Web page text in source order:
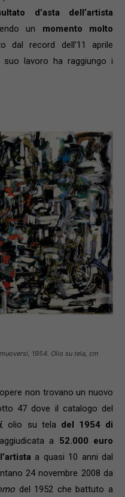
d’asta dell’artista
un momento molto
dal record dell’11 aprile
suo lavoro ha raggiungo i
1954. Olio su tela, cm
non trovano un nuovo
47 dove il catalogo del
, olio su tela del 1954 di
a 52.000 euro
a quasi 10 anni dal
24 novembre 2008 da
del 1952 che battuto a